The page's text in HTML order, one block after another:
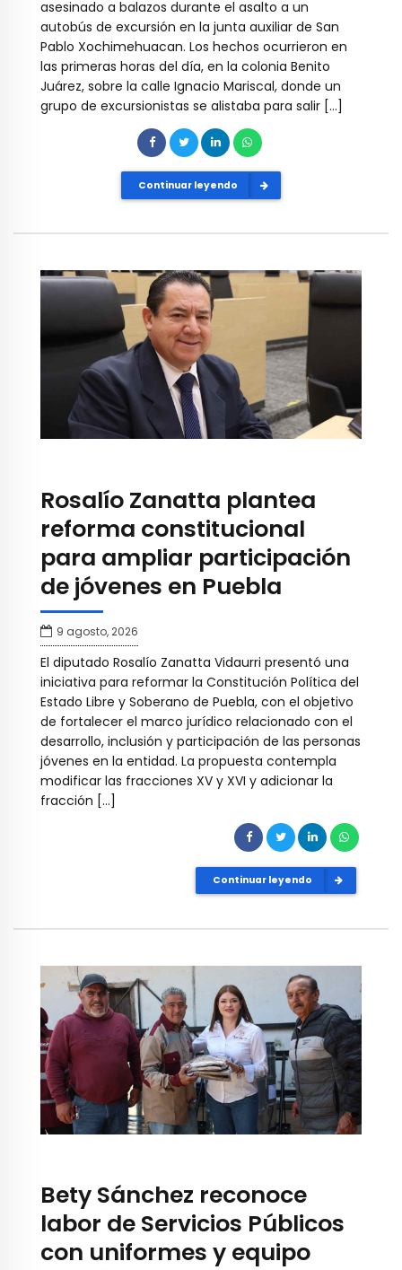
asesinado a balazos durante el asalto a un
autobús de excursión en la junta auxiliar de San
Pablo Xochimehuacan. Los hechos ocurrieron en
las primeras horas del día, en la colonia Benito
Juárez, sobre la calle Ignacio Mariscal, donde un
grupo de excursionistas se alistaba para salir […]
Continuar leyendo
Rosalío Zanatta plantea
reforma constitucional
para ampliar participación
de jóvenes en Puebla
9 agosto, 2026
El diputado Rosalío Zanatta Vidaurri presentó una
iniciativa para reformar la Constitución Política del
Estado Libre y Soberano de Puebla, con el objetivo
de fortalecer el marco jurídico relacionado con el
desarrollo, inclusión y participación de las personas
jóvenes en la entidad. La propuesta contempla
modificar las fracciones XV y XVI y adicionar la
fracción […]
Continuar leyendo
Bety Sánchez reconoce
labor de Servicios Públicos
con uniformes y equipo